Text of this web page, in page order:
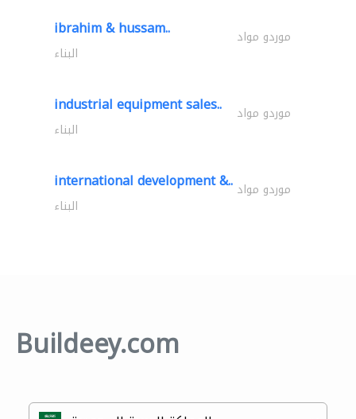
ibrahim & hussam.. موردو مواد
البناء
industrial equipment sales.. موردو مواد
البناء
international development &.. موردو مواد
البناء
Buildeey.com